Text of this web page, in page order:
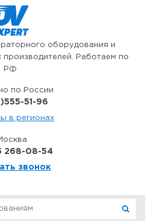
оборудования и
Работаем по
РФ
по России
51-96
в регионах
268-08-54
звонок